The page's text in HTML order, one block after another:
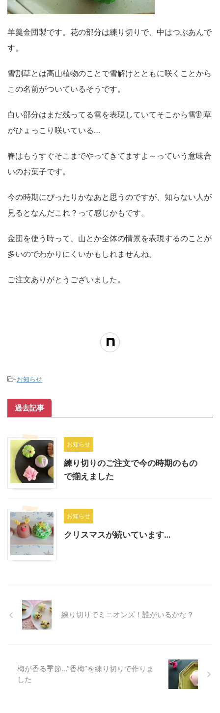
羊羹金団製です。花の部分は練り切りで、 中はつぶあんで
す。
雪割草とは高山植物のことで雪解けとともに咲くことから
この名前がついているそうです。
白い部分はまだ残ってる雪を表現していてそこから雪割草
がひょっこり咲いている…
春はもうすぐそこまでやってきてますよ～っていう意味合
いのお菓子です。
今の時期にぴったりかなあと思うのですが、知らない人が
見るとなんだこれ？って感じかもです。
金団を使う時って、山とか全体の情景を表現するのことが
多いのでわかりにくいかもしれませんね。
ご注文ありがとうございました。
-お知らせ
過去記事
お知らせ
練り切りのご注文で今の時期のもの
で揃えました
お知らせ
クリスマスが続いています…
練り切りでミニオンズ！誰がいるかな？
梅が香る季節…”香梅”を練り切りで作りま
した